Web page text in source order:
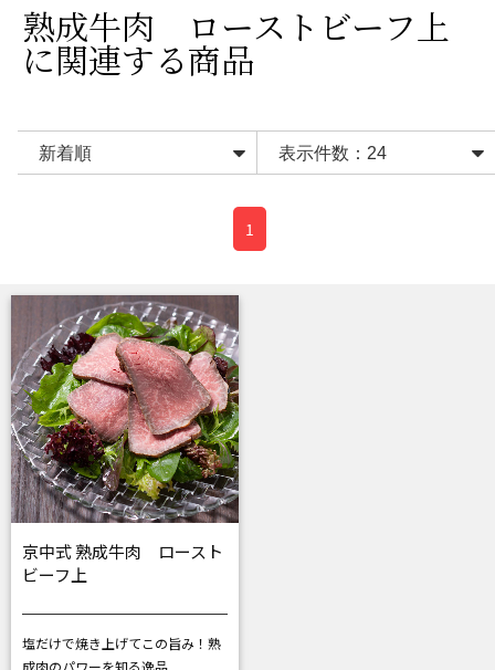
熟成牛肉 ローストビーフ上
に関連する商品
1
京中式 熟成牛肉 ロースト
ビーフ上
塩だけで焼き上げてこの旨み！ 熟
成肉のパワーを知る逸品